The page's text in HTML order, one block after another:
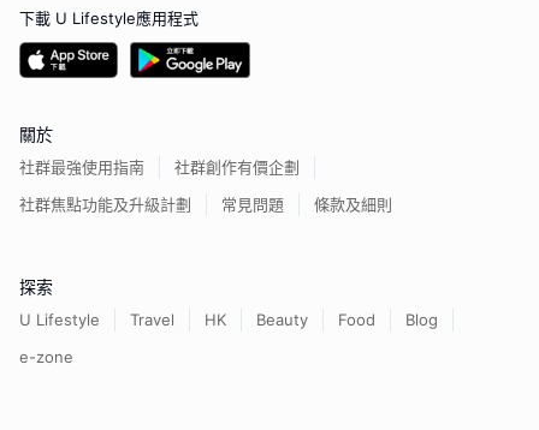
下載 U Lifestyle應用程式
關於
社群最強使用指南
社群創作有價企劃
社群焦點功能及升級計劃
常見問題 條款及細則
探索
U Lifestyle Travel HK Beauty Food
Blog
e-zone